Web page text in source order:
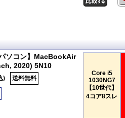
ソコン】MacBookAir
2020) 5N10
) 送料無料
Core i5
1030NG7
【10世代】
4コア8スレ